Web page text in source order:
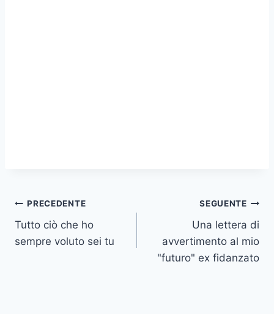
Navigazione
articoli
PRECEDENTE
Tutto ciò che ho
sempre voluto sei tu
SEGUENTE
Una lettera di
avvertimento al mio
"futuro" ex fidanzato